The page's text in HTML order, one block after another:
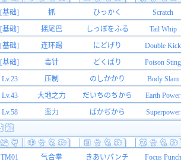
[基础] 抓 ひっかく
Scratch
[基础]
摇尾巴 しっぽをふる
Tail Whip
[基础]
连环踢 にどげり
Double Kick
[基础]
毒针 どくばり
Poison Sting
Lv.23
压制 のしかかり
Body Slam
Lv.43
大地之力 だいちのちから
Earth Power
Lv.58
蛮力 ばかぢから Superpower
TM01 气合拳 きあいパンチ
Focus Punch